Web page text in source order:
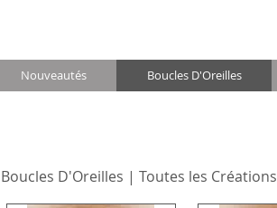
Nouveautés Boucles D'Oreilles
Boucles D'Oreilles | Toutes les Créations